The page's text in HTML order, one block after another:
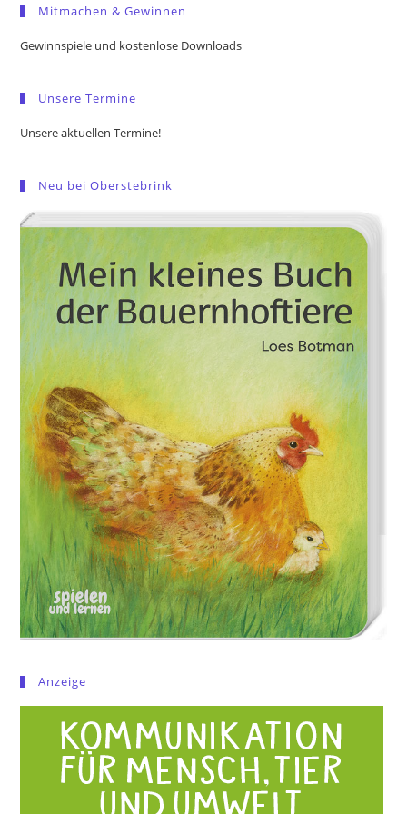
Mitmachen & Gewinnen
Gewinnspiele und kostenlose Downloads
Unsere Termine
Unsere aktuellen Termine!
Neu bei Oberstebrink
Anzeige